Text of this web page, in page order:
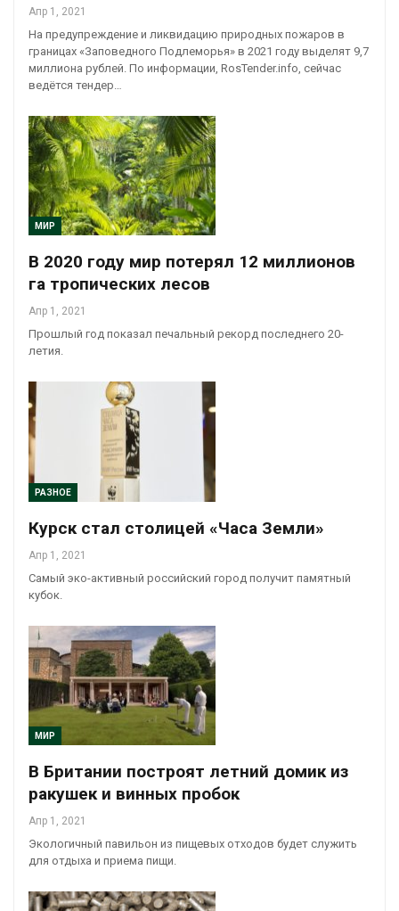
Апр 1, 2021
На предупреждение и ликвидацию природных пожаров в
границах «Заповедного Подлеморья» в 2021 году выделят 9,7
миллиона рублей. По информации, RosTender.info, сейчас
ведётся тендер…
МИР
В 2020 году мир потерял 12 миллионов
га тропических лесов
Апр 1, 2021
Прошлый год показал печальный рекорд последнего 20-
летия.
РАЗНОЕ
Курск стал столицей «Часа Земли»
Апр 1, 2021
Самый эко-активный российский город получит памятный
кубок.
МИР
В Британии построят летний домик из
ракушек и винных пробок
Апр 1, 2021
Экологичный павильон из пищевых отходов будет служить
для отдыха и приема пищи.